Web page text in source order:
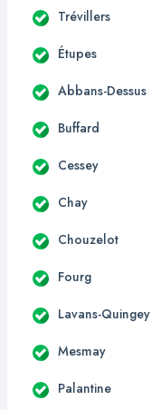
Trévillers
Étupes
Abbans-Dessus
Buffard
Cessey
Chay
Chouzelot
Fourg
Lavans-Quingey
Mesmay
Palantine